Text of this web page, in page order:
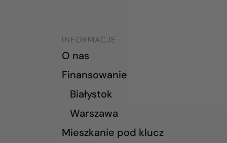
INFORMACJE
O nas
Finansowanie
Białystok
Warszawa
Mieszkanie pod klucz